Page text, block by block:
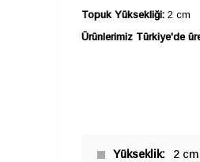
Topuk Yüksekliği: 2 cm
Ürünlerimiz Türkiye'de
Yükseklik
2 cm